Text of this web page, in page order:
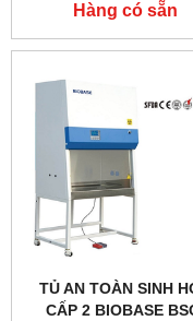
Hàng có sẵn
TỦ AN TOÀN SINH
CẤP 2 BIOBASE